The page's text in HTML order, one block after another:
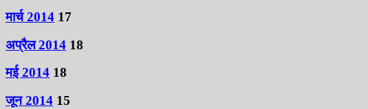
मार्च 2014 17
अप्रैल 2014 18
मई 2014 18
जून 2014 15